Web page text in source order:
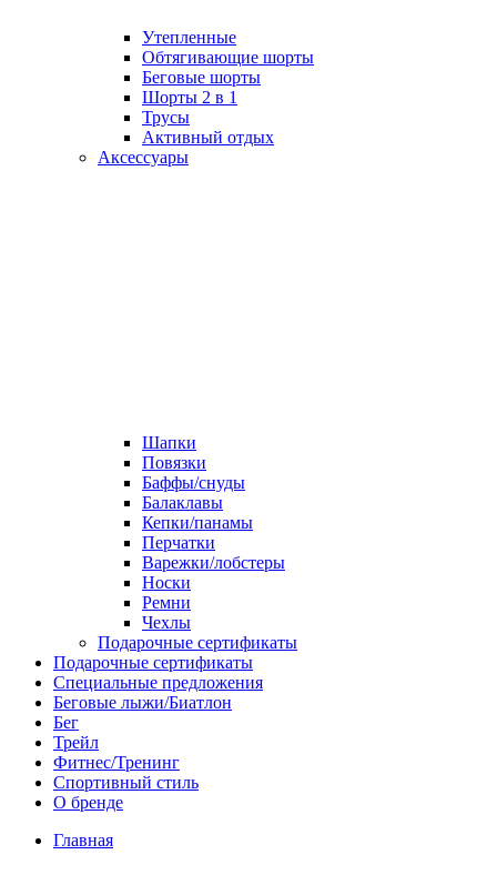
Утепленные
Обтягивающие шорты
Беговые шорты
Шорты 2 в 1
Трусы
Активный отдых
Аксессуары
Шапки
Повязки
Баффы/снуды
Балаклавы
Кепки/панамы
Перчатки
Варежки/лобстеры
Носки
Ремни
Чехлы
Подарочные сертификаты
Подарочные сертификаты
Специальные предложения
Беговые лыжи/Биатлон
Бег
Трейл
Фитнес/Тренинг
Спортивный стиль
О бренде
Главная